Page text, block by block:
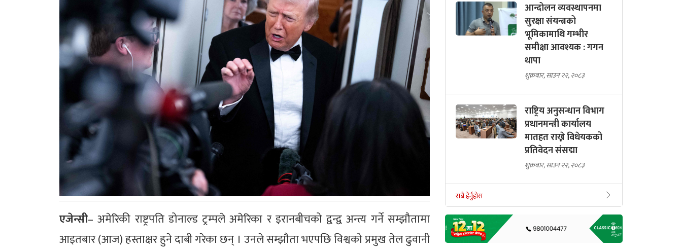
एजेन्सी– अमेरिकी राष्ट्रपति डोनाल्ड ट्रम्पले अमेरिका र इरानबीचको द्वन्द्व अन्त्य गर्ने सम्झौतामा
आइतबार (आज) हस्ताक्षर हुने दाबी गरेका छन् । उनले सम्झौता भएपछि विश्वको प्रमुख तेल ढुवानी
आन्दोलन व्यवस्थापनमा
सुरक्षा संयन्त्रको
भूमिकामाथि गम्भीर
समीक्षा आवश्यक : गगन
थापा
शुक्रबार, साउन २२, २०८३
राष्ट्रिय अनुसन्धान विभाग
प्रधानमन्त्री कार्यालय
मातहत राख्ने विधेयकको
प्रतिवेदन संसद्मा
शुक्रबार, साउन २२, २०८३
सबै हेर्नुहोस